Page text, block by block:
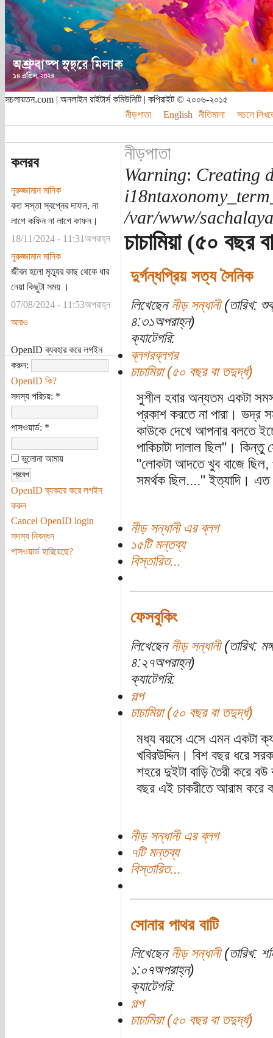
সচলায়তন.com | অনলাইন রাইটার্স কমিউনিটি | কপিরাইট © ২০০৬-২০১৫
নীড়পাতা
English নীতিমালা সচলে
কলরব
নুরুজ্জামান মানিক
কত সস্তা স্বপ্নের দাফন, না
লাগে কফিন না লাগে কাফন।
18/11/2024 - 11:31অপরাহ্ন
নুরুজ্জামান মানিক
জীবন হলো মৃত্যুর কাছ থেকে ধার
নেয়া কিছুটা সময় ।
07/08/2024 - 11:53অপরাহ্ন
আরও
OpenID ব্যবহার করে লগইন
করুন:
OpenID কি?
সদস্য পরিচয়: *
পাসওয়ার্ড: *
ভুলোনা আমায়
OpenID ব্যবহার করে লগইন
করুন
Cancel OpenID login
সদস্য নিবন্ধন
পাসওয়ার্ড হারিয়েছে?
নীড়পাতা
Warning: Creating
/var/www/
চাচামিয়া (৫০ বছর
দুর্গন্ধপ্রিয় সত্য সৈনিক
লিখেছেন নীড় সন্ধানী(তারিখ:
৪:৩১অপরাহ্ন)
ক্যাটেগরি:
ব্লগরব্লগর
চাচামিয়া (৫০ বছর বা তদুর্দ্ধ)
সুশীল হবার অন্যতম একটা
প্রকাশ করতে না পারা। ভদ্র
কাউকে দেখে আপনার বলতে
পাকিচাটা দালাল ছিল"।
"লোকটা আদতে খুব বাজে ছিল,
সমর্থক ছিল...." ইত্যাদি। এত
নীড় সন্ধানী এর ব্লগ
১৫টি মন্তব্য
বিস্তারিত...
ফেসবুকিং
লিখেছেন নীড় সন্ধানী(তারিখ:
৪:২৭অপরাহ্ন)
ক্যাটেগরি:
গল্প
চাচামিয়া (৫০ বছর বা তদুর্দ্ধ)
মধ্য বয়সে এসে এমন একটা
খবিরউদ্দিন। বিশ বছর ধরে
শহরে দুইটা বাড়ি তৈরী করে
বছর এই চাকরীতে আরাম করে
নীড় সন্ধানী এর ব্লগ
৭টি মন্তব্য
বিস্তারিত...
সোনার পাথর বাটি
লিখেছেন নীড় সন্ধানী(তারিখ:
১:০৭অপরাহ্ন)
ক্যাটেগরি:
গল্প
চাচামিয়া (৫০ বছর বা তদুর্দ্ধ)